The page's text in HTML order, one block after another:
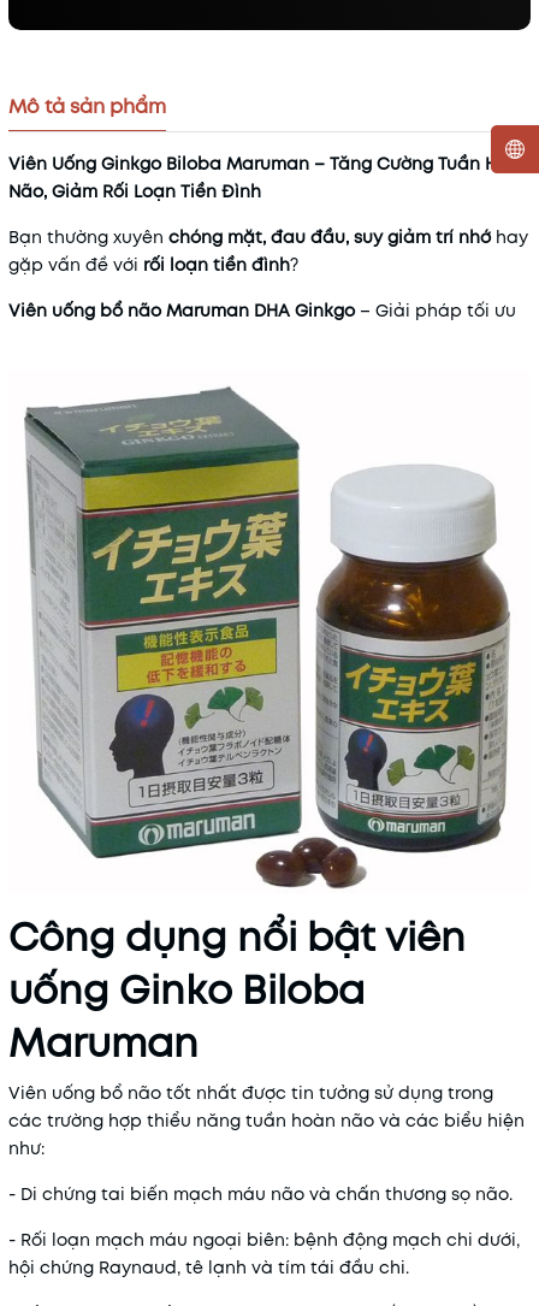
Mã khuyến mãi:
Điều kiện:
Mô tả sản phẩm
Viên Uống Ginkgo Biloba Maruman – Tăng Cường Tuần Hoàn
Não, Giảm Rối Loạn Tiền Đình
Bạn thường xuyên chóng mặt, đau đầu, suy giảm trí nhớhay
gặp vấn đề với rối loạn tiền đình?
Viên uống bổ não Maruman DHA Ginkgo– Giải pháp tối ưu
Công dụng nổi bật viên
uống Ginko Biloba
Maruman
Viên uống bổ não tốt nhất được tin tưởng sử dụng trong
các trường hợp thiểu năng tuần hoàn não và các biểu hiện
như:
- Di chứng tai biến mạch máu não và chấn thương sọ não.
- Rối loạn mạch máu ngoại biên: bệnh động mạch chi dưới,
hội chứng Raynaud, tê lạnh và tím tái đầu chi.